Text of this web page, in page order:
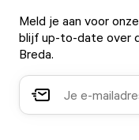
Meld je aan voor
blijf up-to-date over
Breda.